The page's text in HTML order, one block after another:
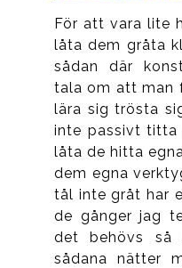
För att vara lite
låta dem gråta
sådan där
tala om att man
lära sig trösta
inte passivt titta
låta de hitta
dem egna
tål inte gråt har
de gånger jag
det behövs så
sådana nätter